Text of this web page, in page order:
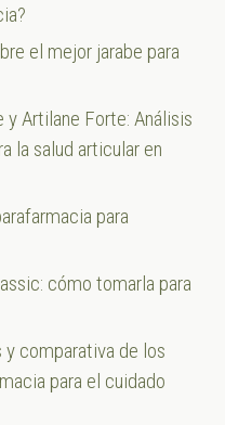
el mejor jarabe para
Artilane Forte: Análisis
la salud articular en
para
cómo tomarla para
comparativa de los
para el cuidado